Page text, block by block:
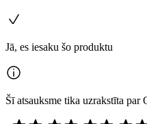
Jā, es iesaku šo produktu
Šī atsauksme tika uzrakstīta par